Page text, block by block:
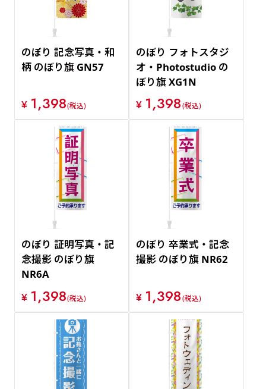
のぼり 記念写真・和
柄 のぼり旗 GN57
¥ 1,398(税込)
のぼり フォトスタジ
オ・Photostudio の
ぼり旗 XG1N
¥ 1,398(税込)
のぼり 証明写真・記
念撮影 のぼり旗
NR6A
¥ 1,398(税込)
のぼり 卒業式・記念
撮影 のぼり旗 NR62
¥ 1,398(税込)